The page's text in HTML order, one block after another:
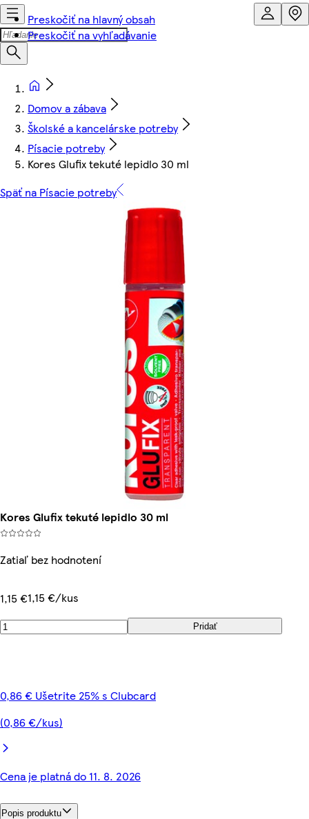
Preskočiť na hlavný obsah
Preskočiť na vyhľadávanie
Domov a zábava
Školské a kancelárske potreby
Písacie potreby
Kores Glufix tekuté lepidlo 30 ml
Späť na Písacie potreby
Kores Glufix tekuté lepidlo 30 ml
Zatiaľ bez hodnotení
1,15 €1,15 €/kus
Pridať
0,86 € Ušetrite 25% s Clubcard
(0,86 €/kus)
Cena je platná do 11. 8. 2026
Popis produktu